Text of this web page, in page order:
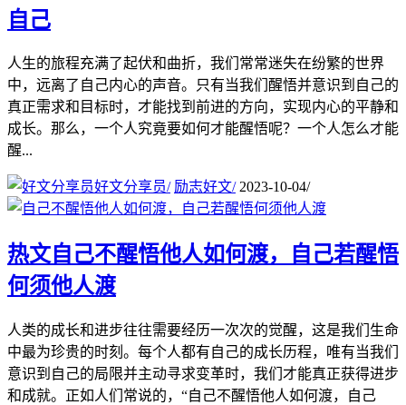
自己
人生的旅程充满了起伏和曲折，我们常常迷失在纷繁的世界
中，远离了自己内心的声音。只有当我们醒悟并意识到自己的
真正需求和目标时，才能找到前进的方向，实现内心的平静和
成长。那么，一个人究竟要如何才能醒悟呢？一个人怎么才能
醒...
好文分享员/ 励志好文/ 2023-10-04/
热文自己不醒悟他人如何渡，自己若醒悟
何须他人渡
人类的成长和进步往往需要经历一次次的觉醒，这是我们生命
中最为珍贵的时刻。每个人都有自己的成长历程，唯有当我们
意识到自己的局限并主动寻求变革时，我们才能真正获得进步
和成就。正如人们常说的，“自己不醒悟他人如何渡，自己